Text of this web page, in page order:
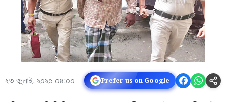
২৩ জুলাই, ২০২৫ ০৪:০০ Prefer us on Google